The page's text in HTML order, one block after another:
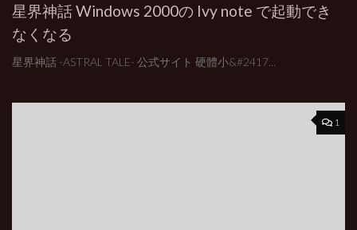
星界神話 Windows 2000の Ivy note で起動でき
なくなる
星界神話 -ASTRAL TALE- 公式サイト 硬體小&#2417...
1